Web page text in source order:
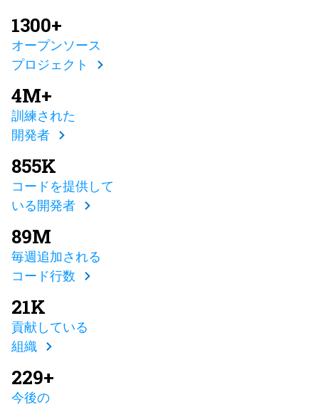
1300+
オープンソース
プロジェクト
4M+
訓練された
開発者
855K
コードを提供して
いる開発者
89M
毎週追加される
コード行数
21K
貢献している
組織
229+
今後の